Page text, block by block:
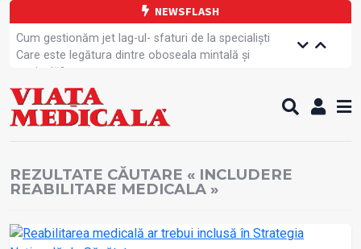
NEWSFLASH
Cum gestionăm jet lag-ul- sfaturi de la specialiști
Care este legătura dintre oboseala mintală și
caniculă?
Campanie de prevenție dedicată sportivelor
Un nou studiu pentru testarea unui vaccin împotriva
tulpinei Bundibugyo a virusului Ebola
Cartea electronică de identitate, noul card de
sănătate
Demersuri pentru acces transfrontalier la date
medicale
REZULTATE CĂUTARE « INCLUDERE
REABILITARE MEDICALA »